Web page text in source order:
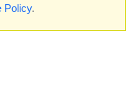
Policy.